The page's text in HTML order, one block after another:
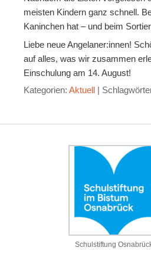
meisten Kindern ganz schnell.
Kaninchen hat – und beim
Liebe neue Angelaner:innen!
auf alles, was wir zusammen
Einschulung am 14. August!
Kategorien: Aktuell |
Schulstiftung